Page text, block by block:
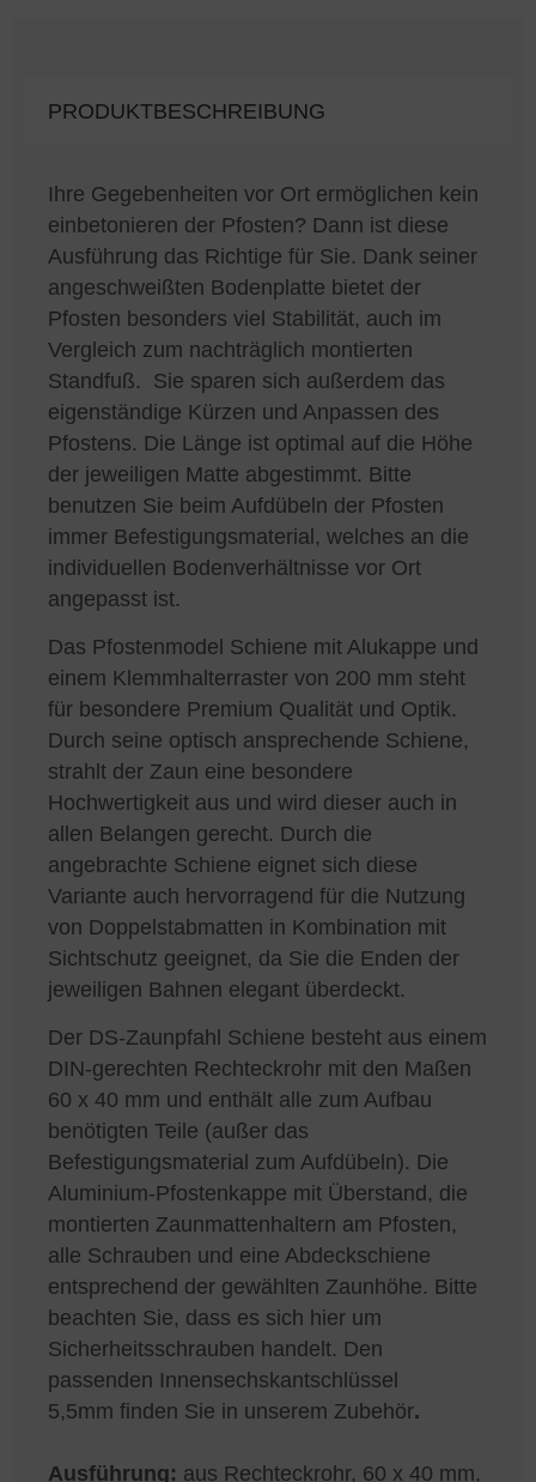
PRODUKTBESCHREIBUNG
Ihre Gegebenheiten vor Ort ermöglichen kein
einbetonieren der Pfosten? Dann ist diese
Ausführung das Richtige für Sie. Dank seiner
angeschweißten Bodenplatte bietet der
Pfosten besonders viel Stabilität, auch im
Vergleich zum nachträglich montierten
Standfuß. Sie sparen sich außerdem das
eigenständige Kürzen und Anpassen des
Pfostens. Die Länge ist optimal auf die Höhe
der jeweiligen Matte abgestimmt. Bitte
benutzen Sie beim Aufdübeln der Pfosten
immer Befestigungsmaterial, welches an die
individuellen Bodenverhältnisse vor Ort
angepasst ist.
Das Pfostenmodel Schiene mit Alukappe und
einem Klemmhalterraster von 200 mm steht
für besondere Premium Qualität und Optik.
Durch seine optisch ansprechende Schiene,
strahlt der Zaun eine besondere
Hochwertigkeit aus und wird dieser auch in
allen Belangen gerecht. Durch die
angebrachte Schiene eignet sich diese
Variante auch hervorragend für die Nutzung
von Doppelstabmatten in Kombination mit
Sichtschutz geeignet, da Sie die Enden der
jeweiligen Bahnen elegant überdeckt.
Der DS-Zaunpfahl Schiene besteht aus einem
DIN-gerechten Rechteckrohr mit den Maßen
60 x 40 mm und enthält alle zum Aufbau
benötigten Teile (außer das
Befestigungsmaterial zum Aufdübeln). Die
Aluminium-Pfostenkappe mit Überstand, die
montierten Zaunmattenhaltern am Pfosten,
alle Schrauben und eine Abdeckschiene
entsprechend der gewählten Zaunhöhe. Bitte
beachten Sie, dass es sich hier um
Sicherheitsschrauben handelt. Den
passenden Innensechskantschlüssel
5,5mm finden Sie in unserem Zubehör.
Ausführung: aus Rechteckrohr, 60 x 40 mm,